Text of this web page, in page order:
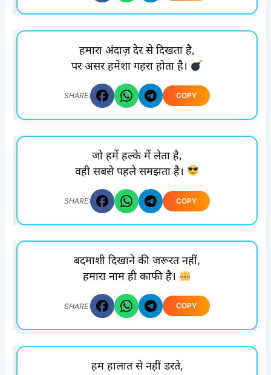
हमारा अंदाज़ देर से दिखता है,
पर असर हमेशा गहरा होता है।
SHARE: COPY
जो हमें हल्के में लेता है,
वही सबसे पहले समझता है।
SHARE: COPY
बदमाशी दिखाने की जरूरत नहीं,
हमारा नाम ही काफी है।
SHARE: COPY
हम हालात से नहीं डरते,